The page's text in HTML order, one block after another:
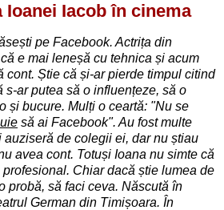
Ioanei Iacob în cinema
pe Facebook. Actrița din
e mai leneșă cu tehnica și acum
cont. Știe că și-ar pierde timpul citind
s-ar putea să o influențeze, să o
și bucure. Mulți o ceartă: "Nu se
să ai Facebook". Au fost multe
de colegii ei, dar nu știau
avea cont. Totuși Ioana nu simte că
Chiar dacă știe lumea de
probă, să faci ceva. Născută în
German din Timișoara. În